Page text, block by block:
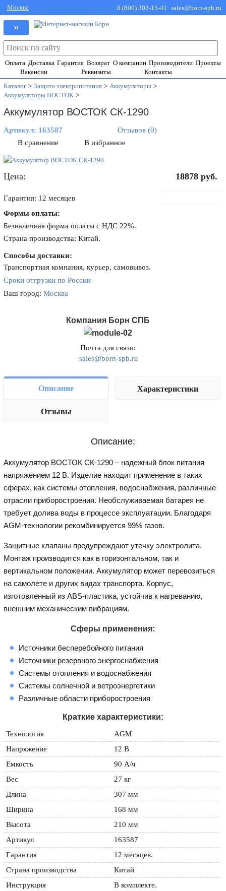
Москва 8 (800) 302-15-41 sales@born-spb.ru
»
Оплата Доставка Гарантия Возврат О компании Производители Проекты
Вакансии
Реквизиты
Контакты
Каталог > Защита электропитания > Аккумуляторы >
Аккумуляторы ВОСТОК >
Аккумулятор ВОСТОК СК-1290
Артикул: 163587
Отзывов (0)
В сравнение
В избранное
Цена: 18878 руб.
Гарантия: 12 месяцев
Формы оплаты:
Безналичная форма оплаты с НДС 22%.
Страна производства: Китай.
Способы доставки:
Транспортная компания, курьер, самовывоз.
Сроки отгрузки по России
Ваш город:Москва
Компания Борн СПБ
Почта для связи:
sales@born-spb.ru
Описание Характеристики
Отзывы
Описание:
Аккумулятор ВОСТОК СК-1290 – надежный блок питания
напряжением 12 В. Изделие находит применение в таких
сферах, как системы отопления, водоснабжения, различные
отрасли приборостроения. Необслуживаемая батарея не
требует долива воды в процессе эксплуатации. Благодаря
AGM-технологии рекомбинируется 99% газов.
Защитные клапаны предупреждают утечку электролита.
Монтаж производится как в горизонтальном, так и
вертикальном положении. Аккумулятор может перевозиться
на самолете и других видах транспорта. Корпус,
изготовленный из ABS-пластика, устойчив к нагреванию,
внешним механическим вибрациям.
Cферы применения:
Источники бесперебойного питания
Источники резервного энергоснабжения
Системы отопления и водоснабжения
Системы солнечной и ветроэнергетики
Различные области приборостроения
Краткие характеристики:
Технология
AGM
Напряжение
12 В
Емкость
90 А/ч
Вес
27 кг
Длина
307 мм
Ширина
168 мм
Высота
210 мм
Артикул
163587
Гарантия
12 месяцев.
Страна производства
Китай
Инструкция
В комплекте.